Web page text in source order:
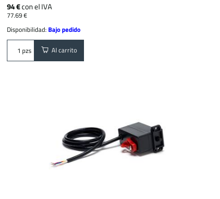
94 €con el IVA
77.69 €
Disponibilidad: Bajo pedido
pzs Al carrito